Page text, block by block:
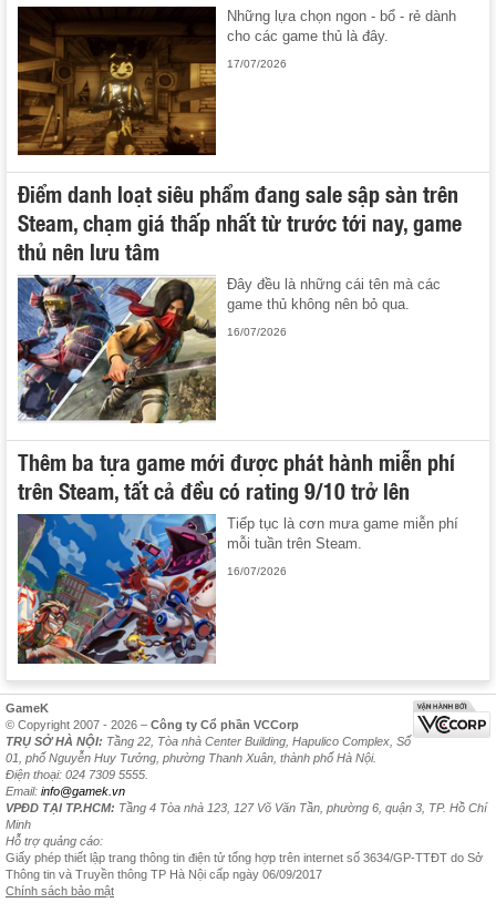
Những lựa chọn ngon - bổ - rẻ dành
cho các game thủ là đây.
17/07/2026
Điểm danh loạt siêu phẩm đang sale sập sàn trên
Steam, chạm giá thấp nhất từ trước tới nay, game
thủ nên lưu tâm
Đây đều là những cái tên mà các
game thủ không nên bỏ qua.
16/07/2026
Thêm ba tựa game mới được phát hành miễn phí
trên Steam, tất cả đều có rating 9/10 trở lên
Tiếp tục là cơn mưa game miễn phí
mỗi tuần trên Steam.
16/07/2026
GameK
© Copyright 2007 - 2026 – Công ty Cổ phần VCCorp
TRỤ SỞ HÀ NỘI: Tầng 22, Tòa nhà Center Building, Hapulico Complex, Số
01, phố Nguyễn Huy Tưởng, phường Thanh Xuân, thành phố Hà Nội.
Điện thoại: 024 7309 5555.
Email: info@gamek.vn
VPĐD TẠI TP.HCM: Tầng 4 Tòa nhà 123, 127 Võ Văn Tần, phường 6, quận 3, TP. Hồ Chí
Minh
Hỗ trợ quảng cáo:
Giấy phép thiết lập trang thông tin điện tử tổng hợp trên internet số 3634/GP-TTĐT do Sở
Thông tin và Truyền thông TP Hà Nội cấp ngày 06/09/2017
Chính sách bảo mật